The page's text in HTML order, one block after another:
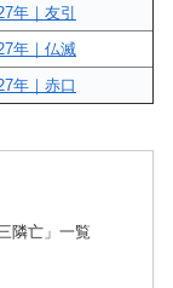
年｜友引
年｜仏滅
年｜赤口
隣亡」一覧